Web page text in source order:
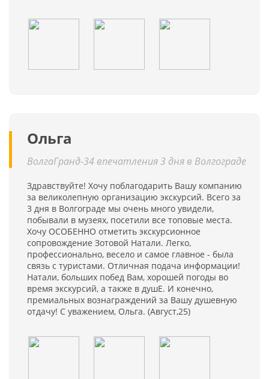
Ольга
ВолгаГранд-34 впечатления 3 дня в Волгограде
Здравствуйте! Хочу поблагодарить Вашу компанию
за великолепную организацию экскурсий. Всего за
3 дня в Волгограде мы очень много увидели,
побывали в музеях, посетили все топовые места.
Хочу ОСОБЕННО отметить экскурсионное
сопровождение Зотовой Натали. Легко,
профессионально, весело и самое главное - была
связь с туристами. Отличная подача информации!
Натали, больших побед Вам, хорошей погоды во
время экскурсий, а также в душЕ. И конечно,
премиальных вознаграждений за Вашу душевную
отдачу! С уважением, Ольга. (Август,25)